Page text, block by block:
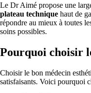
Le Dr Aimé propose une
plateau technique haut de
répondre au mieux à toutes
soins possibles.
Pourquoi choisir
Choisir le bon médecin
satisfaisants. Voici pourquoi